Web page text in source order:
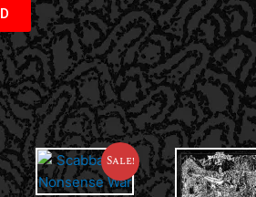
Sale!